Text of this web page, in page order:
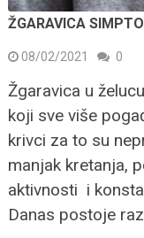
ŽGARAVICA
08/02/2021 0
Žgaravica u
koji sve više
krivci za to su
manjak kretanja,
aktivnosti i
Danas postoje